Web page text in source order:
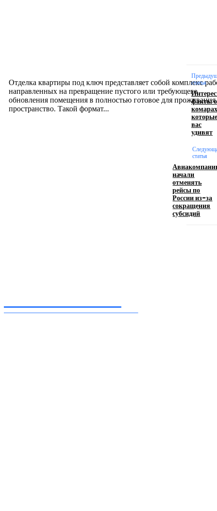
Отделка квартиры под ключ представляет собой комплекс
направленных на превращение пустого или требующего
обновления помещения в полностью готовое для проживания
пространство. Такой формат...
логотипом: эффективный инструмент бренда
Девушка в бокале: легендарный номер бурлеска
статья
факты о
которые
вас
удивят
статья
начали
отменять
рейсы по
России из-за
сокращения
субсидий